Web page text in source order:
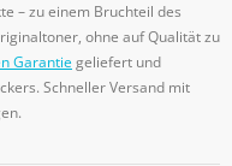
– zu einem Bruchteil des
ohne auf Qualität zu
Garantiegeliefert und
Schneller Versand mit